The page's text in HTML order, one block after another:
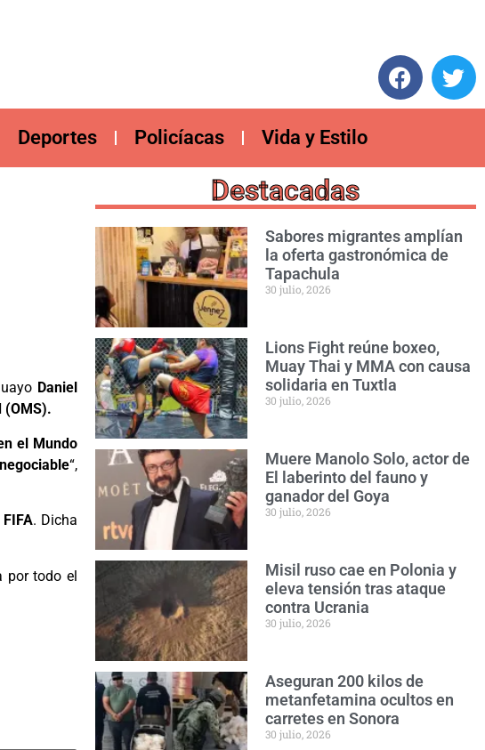
Deportes Policíacas Vida y Estilo
Daniel
(OMS).
el Mundo
“,
FIFA. Dicha
por todo el
Destacadas
Sabores migrantes amplían
la oferta gastronómica de
Tapachula
30 julio, 2026
Lions Fight reúne boxeo,
Muay Thai y MMA con causa
solidaria en Tuxtla
30 julio, 2026
Muere Manolo Solo, actor de
El laberinto del fauno y
ganador del Goya
30 julio, 2026
Misil ruso cae en Polonia y
eleva tensión tras ataque
contra Ucrania
30 julio, 2026
Aseguran 200 kilos de
metanfetamina ocultos en
carretes en Sonora
30 julio, 2026